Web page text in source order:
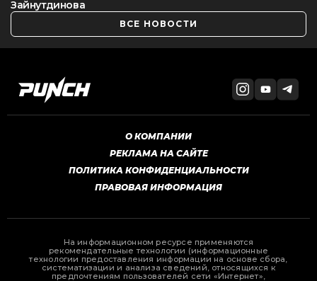
Зайнутдинова
ВСЕ НОВОСТИ
О КОМПАНИИ
РЕКЛАМА НА САЙТЕ
ПОЛИТИКА КОНФИДЕНЦИАЛЬНОСТИ
ПРАВОВАЯ ИНФОРМАЦИЯ
На информационном ресурсе применяются
рекомендательные технологии (информационные
технологии предоставления информации на основе сбора,
систематизации и анализа сведений, относящихся к
предпочтениям пользователей сети «Интернет»,